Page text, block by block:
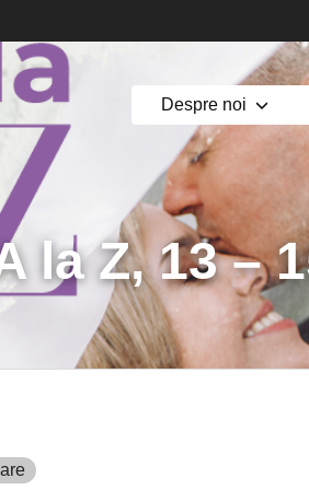
Despre noi
la Z, 13 –